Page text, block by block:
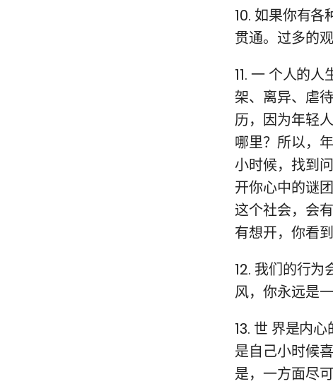
10. 如果你有
贯通。过多的
11. 一 个人的
架、离异、虐
历，因为年轻
哪里？所以，
小时候，找到
开你心中的谜
这个社会，会
有想开，你看
12. 我们的行
风，你永远是
13. 世 界是内
是自己小时候
是，一方面尽